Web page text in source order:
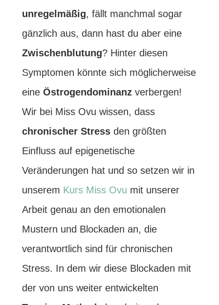
unregelmäßig, fällt manchmal sogar
gänzlich aus, dann hast du aber eine
Zwischenblutung? Hinter diesen
Symptomen könnte sich möglicherweise
eine Östrogendominanzverbergen!
Wir bei Miss Ovu wissen, dass
chronischer Stressden größten
Einfluss auf epigenetische
Veränderungen hat und so setzen wir in
unserem Kurs Miss Ovu mit unserer
Arbeit genau an den emotionalen
Mustern und Blockaden an, die
verantwortlich sind für chronischen
Stress. In dem wir diese Blockaden mit
der von uns weiter entwickelten